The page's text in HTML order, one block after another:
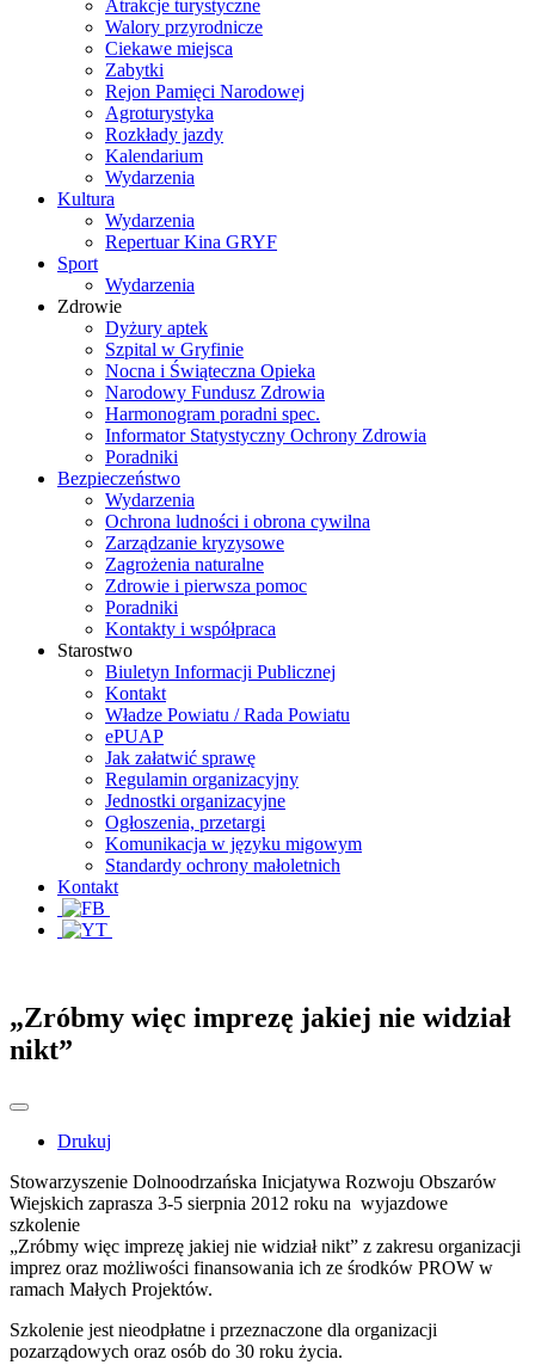
Atrakcje turystyczne
Walory przyrodnicze
Ciekawe miejsca
Zabytki
Rejon Pamięci Narodowej
Agroturystyka
Rozkłady jazdy
Kalendarium
Wydarzenia
Kultura
Wydarzenia
Repertuar Kina GRYF
Sport
Wydarzenia
Zdrowie
Dyżury aptek
Szpital w Gryfinie
Nocna i Świąteczna Opieka
Narodowy Fundusz Zdrowia
Harmonogram poradni spec.
Informator Statystyczny Ochrony Zdrowia
Poradniki
Bezpieczeństwo
Wydarzenia
Ochrona ludności i obrona cywilna
Zarządzanie kryzysowe
Zagrożenia naturalne
Zdrowie i pierwsza pomoc
Poradniki
Kontakty i współpraca
Starostwo
Biuletyn Informacji Publicznej
Kontakt
Władze Powiatu / Rada Powiatu
ePUAP
Jak załatwić sprawę
Regulamin organizacyjny
Jednostki organizacyjne
Ogłoszenia, przetargi
Komunikacja w języku migowym
Standardy ochrony małoletnich
Kontakt
„Zróbmy więc imprezę jakiej nie widział
nikt”
Drukuj
Stowarzyszenie Dolnoodrzańska Inicjatywa Rozwoju Obszarów
Wiejskich zaprasza 3-5 sierpnia 2012 roku na wyjazdowe
szkolenie
„Zróbmy więc imprezę jakiej nie widział nikt” z zakresu organizacji
imprez oraz możliwości finansowania ich ze środków PROW w
ramach Małych Projektów.
Szkolenie jest nieodpłatne i przeznaczone dla organizacji
pozarządowych oraz osób do 30 roku życia.